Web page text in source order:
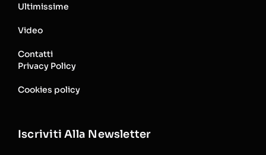
Ultimissime
Video
Contatti
Privacy Policy
Cookies policy
Iscriviti Alla Newsletter